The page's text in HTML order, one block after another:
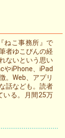
ねこ事務所』で
者ゆこびんの経
ないという思い
やiPhone、iPad
。Web、アプリ
話なども。読者
いる。月間25万